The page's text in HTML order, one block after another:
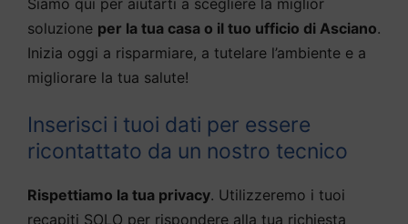
soluzione per la tua casa o il tuo ufficio di Asciano.
Inizia oggi a risparmiare, a tutelare l’ambiente e a
migliorare la tua salute!
Inserisci i tuoi dati per essere
ricontattato da un nostro tecnico
Rispettiamo la tua privacy. Utilizzeremo i tuoi
recapiti SOLO per rispondere alla tua richiesta